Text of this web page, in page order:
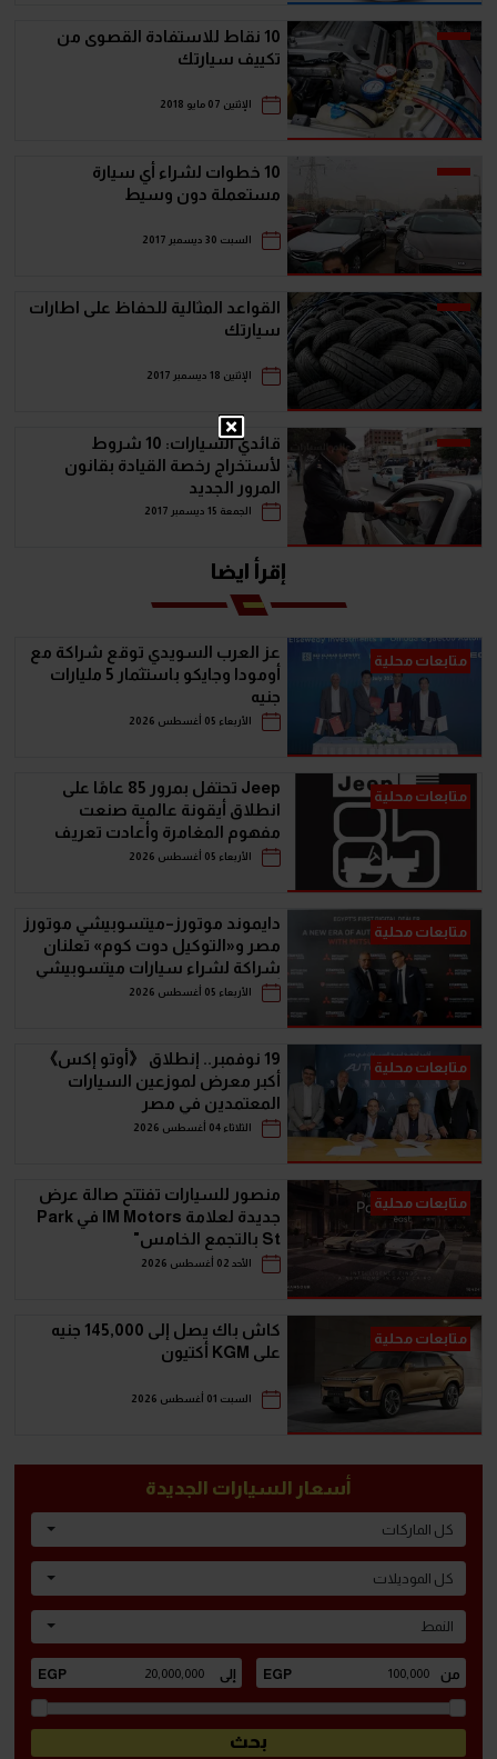
10 نقاط للاستفادة القصوى من
تكييف سيارتك
الإثنين 07 مايو 2018
10 خطوات لشراء أي سيارة
مستعملة دون وسيط
السبت 30 ديسمبر 2017
القواعد المثالية للحفاظ على اطارات
سيارتك
الإثنين 18 ديسمبر 2017
قائدي السيارات: 10 شروط
لأستخراج رخصة القيادة بقانون
المرور الجديد
الجمعة 15 ديسمبر 2017
إقرأ ايضا
متابعات محلية
عز العرب السويدي توقع شراكة مع
أومودا وجايكو باستثمار 5 مليارات
جنيه
الأربعاء 05 أغسطس 2026
متابعات محلية
Jeep تحتفل بمرور 85 عامًا على
انطلاق أيقونة عالمية صنعت
مفهوم المغامرة وأعادت تعريف
سيارات الـ SUV
الأربعاء 05 أغسطس 2026
متابعات محلية
دايموند موتورز–ميتسوبيشي موتورز
مصر و«التوكيل دوت كوم» تعلنان
شراكة لشراء سيارات ميتسوبيشي
أونلاين
الأربعاء 05 أغسطس 2026
متابعات محلية
19 نوفمبر.. إنطلاق 《أوتو إكس》
أكبر معرض لموزعين السيارات
المعتمدين في مصر
الثلاثاء 04 أغسطس 2026
متابعات محلية
منصور للسيارات تفتتح صالة عرض
جديدة لعلامة IM Motors في Park
St بالتجمع الخامس"
الأحد 02 أغسطس 2026
متابعات محلية
كاش باك يصل إلى 145,000 جنيه
على KGM أكتيون
السبت 01 أغسطس 2026
أسعار السيارات الجديدة
كل الماركات
كل الموديلات
النمط